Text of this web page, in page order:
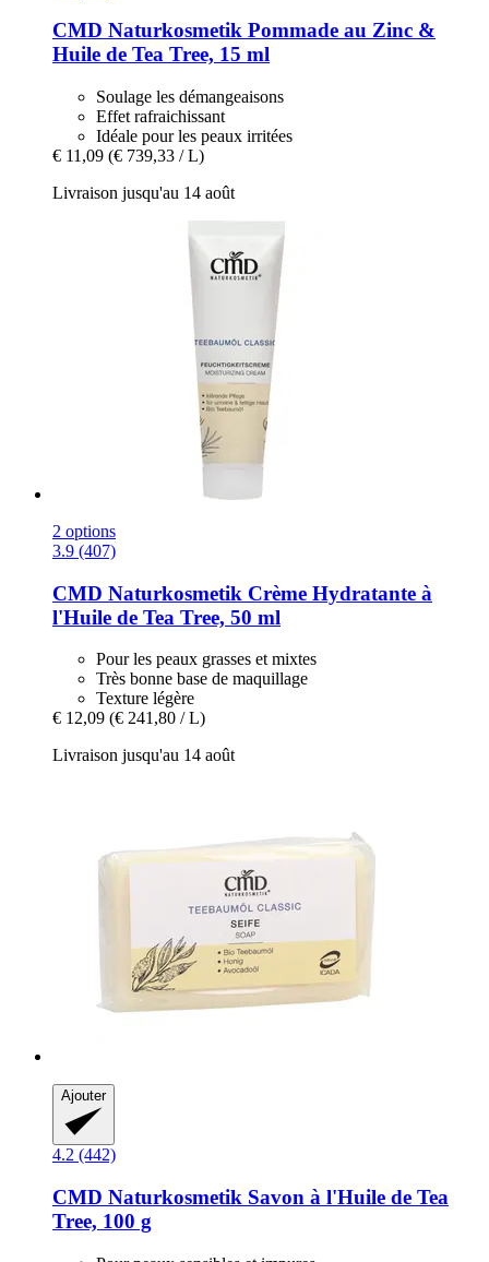
CMD Naturkosmetik Pommade au Zinc &
Huile de Tea Tree, 15 ml
Soulage les démangeaisons
Effet rafraichissant
Idéale pour les peaux irritées
€ 11,09 (€ 739,33 / L)
Livraison jusqu'au 14 août
2 options
3.9 (407)
CMD Naturkosmetik Crème Hydratante à
l'Huile de Tea Tree, 50 ml
Pour les peaux grasses et mixtes
Très bonne base de maquillage
Texture légère
€ 12,09 (€ 241,80 / L)
Livraison jusqu'au 14 août
Ajouter
4.2 (442)
CMD Naturkosmetik Savon à l'Huile de Tea
Tree, 100 g